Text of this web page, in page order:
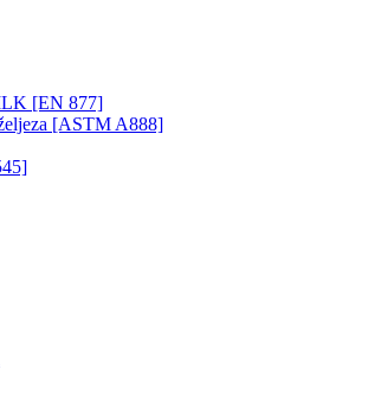
[EN 877]
[ASTM A888]